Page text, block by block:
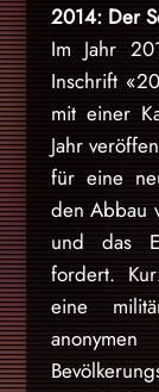
2014: Der
Im Jahr
Inschrift
mit einer
Jahr
für eine
den Abbau
und das
fordert.
eine